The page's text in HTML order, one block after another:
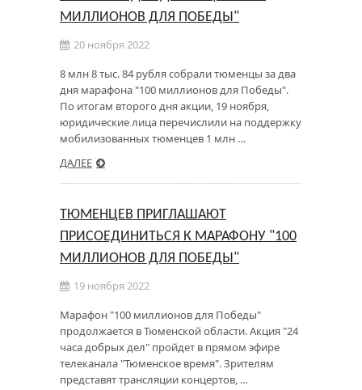
МИЛЛИОНОВ ДЛЯ ПОБЕДЫ"
20 ноября 2022
8 млн 8 тыс. 84 рубля собрали тюменцы за два
дня марафона "100 миллионов для Победы".
По итогам второго дня акции, 19 ноября,
юридические лица перечислили на поддержку
мобилизованных тюменцев 1 млн …
ДАЛЕЕ
ТЮМЕНЦЕВ ПРИГЛАШАЮТ
ПРИСОЕДИНИТЬСЯ К МАРАФОНУ "100
МИЛЛИОНОВ ДЛЯ ПОБЕДЫ"
19 ноября 2022
Марафон "100 миллионов для Победы"
продолжается в Тюменской области. Акция "24
часа добрых дел" пройдет в прямом эфире
телеканала "Тюменское время". Зрителям
представят трансляции концертов, …